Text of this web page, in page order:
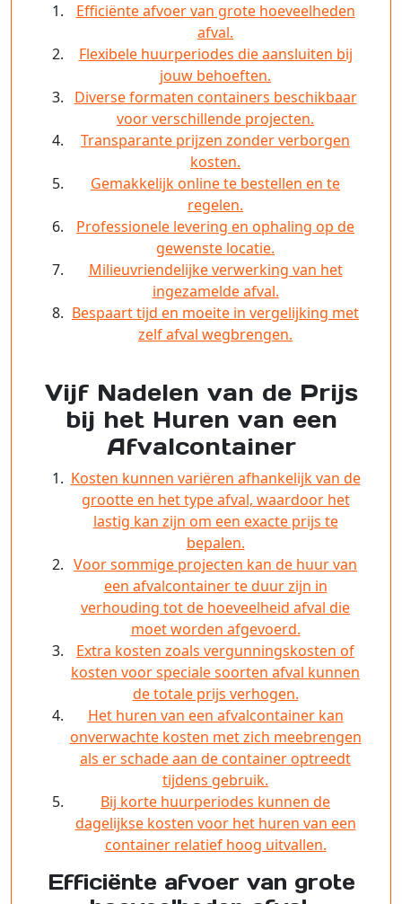
Efficiënte afvoer van grote hoeveelheden
afval.
Flexibele huurperiodes die aansluiten bij
jouw behoeften.
Diverse formaten containers beschikbaar
voor verschillende projecten.
Transparante prijzen zonder verborgen
kosten.
Gemakkelijk online te bestellen en te
regelen.
Professionele levering en ophaling op de
gewenste locatie.
Milieuvriendelijke verwerking van het
ingezamelde afval.
Bespaart tijd en moeite in vergelijking met
zelf afval wegbrengen.
Vijf Nadelen van de Prijs
bij het Huren van een
Afvalcontainer
Kosten kunnen variëren afhankelijk van de
grootte en het type afval, waardoor het
lastig kan zijn om een exacte prijs te
bepalen.
Voor sommige projecten kan de huur van
een afvalcontainer te duur zijn in
verhouding tot de hoeveelheid afval die
moet worden afgevoerd.
Extra kosten zoals vergunningskosten of
kosten voor speciale soorten afval kunnen
de totale prijs verhogen.
Het huren van een afvalcontainer kan
onverwachte kosten met zich meebrengen
als er schade aan de container optreedt
tijdens gebruik.
Bij korte huurperiodes kunnen de
dagelijkse kosten voor het huren van een
container relatief hoog uitvallen.
Efficiënte afvoer van grote